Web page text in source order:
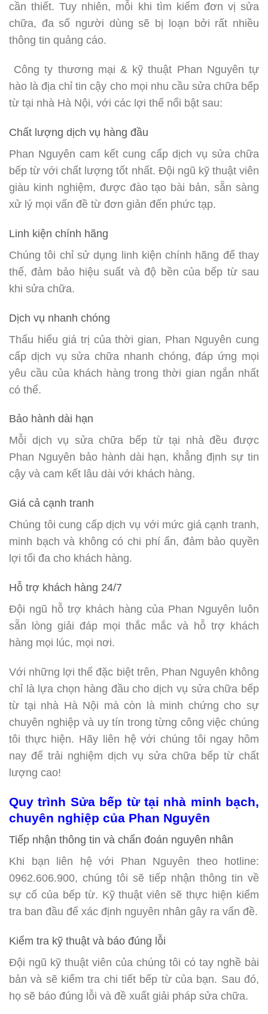
cần thiết. Tuy nhiên, mỗi khi tìm kiếm đơn vị sửa
chữa, đa số người dùng sẽ bị loạn bởi rất nhiều
thông tin quảng cáo.
Công ty thương mại & kỹ thuật Phan Nguyên tự
hào là địa chỉ tin cậy cho mọi nhu cầu sửa chữa bếp
từ tại nhà Hà Nội, với các lợi thế nổi bật sau:
Chất lượng dịch vụ hàng đầu
Phan Nguyên cam kết cung cấp dịch vụ sửa chữa
bếp từ với chất lượng tốt nhất. Đội ngũ kỹ thuật viên
giàu kinh nghiệm, được đào tạo bài bản, sẵn sàng
xử lý mọi vấn đề từ đơn giản đến phức tạp.
Linh kiện chính hãng
Chúng tôi chỉ sử dụng linh kiện chính hãng để thay
thế, đảm bảo hiệu suất và độ bền của bếp từ sau
khi sửa chữa.
Dịch vụ nhanh chóng
Thấu hiểu giá trị của thời gian, Phan Nguyên cung
cấp dịch vụ sửa chữa nhanh chóng, đáp ứng mọi
yêu cầu của khách hàng trong thời gian ngắn nhất
có thể.
Bảo hành dài hạn
Mỗi dịch vụ sửa chữa bếp từ tại nhà đều được
Phan Nguyên bảo hành dài hạn, khẳng định sự tin
cậy và cam kết lâu dài với khách hàng.
Giá cả cạnh tranh
Chúng tôi cung cấp dịch vụ với mức giá cạnh tranh,
minh bạch và không có chi phí ẩn, đảm bảo quyền
lợi tối đa cho khách hàng.
Hỗ trợ khách hàng 24/7
Đội ngũ hỗ trợ khách hàng của Phan Nguyên luôn
sẵn lòng giải đáp mọi thắc mắc và hỗ trợ khách
hàng mọi lúc, mọi nơi.
Với những lợi thế đặc biệt trên, Phan Nguyên không
chỉ là lựa chọn hàng đầu cho dịch vụ sửa chữa bếp
từ tại nhà Hà Nội mà còn là minh chứng cho sự
chuyên nghiệp và uy tín trong từng công việc chúng
tôi thực hiện. Hãy liên hệ với chúng tôi ngay hôm
nay để trải nghiệm dịch vụ sửa chữa bếp từ chất
lượng cao!
Quy trình Sửa bếp từ tại nhà minh bạch,
chuyên nghiệp của Phan Nguyên
Tiếp nhận thông tin và chẩn đoán nguyên nhân
Khi bạn liên hệ với Phan Nguyên theo hotline:
0962.606.900, chúng tôi sẽ tiếp nhận thông tin về
sự cố của bếp từ. Kỹ thuật viên sẽ thực hiện kiểm
tra ban đầu để xác định nguyên nhân gây ra vấn đề.
Kiểm tra kỹ thuật và báo đúng lỗi
Đội ngũ kỹ thuật viên của chúng tôi có tay nghề bài
bản và sẽ kiểm tra chi tiết bếp từ của bạn. Sau đó,
họ sẽ báo đúng lỗi và đề xuất giải pháp sửa chữa.